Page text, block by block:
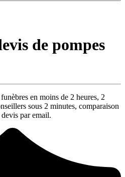
de pompes
en moins de 2 heures, 2
sous 2 minutes, comparaison
par email.